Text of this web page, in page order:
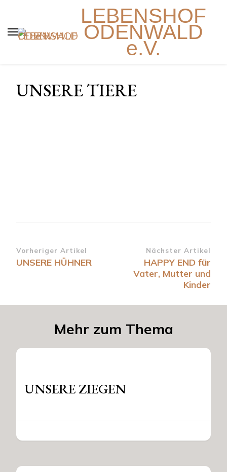
LEBENSHOF
ODENWALD
e.V.
UNSERE TIERE
Beitragsnavigation
Vorheriger Artikel
UNSERE HÜHNER
Nächster Artikel
HAPPY END für
Vater, Mutter und
Kinder
Mehr zum Thema
UNSERE ZIEGEN